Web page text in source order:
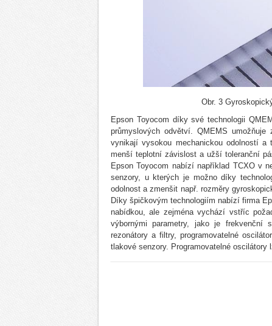
Obr. 3
Epson Toyocom díky své technologii
průmyslových odvětví. QMEMS
vynikají vysokou mechanickou odolností a
menší teplotní závislost a užší toleranční
Epson Toyocom nabízí například TCXO v
senzory, u kterých je možno díky
odolnost a zmenšit např. rozměry
Díky špičkovým technologiím nabízí firma
nabídkou, ale zejména vychází vstříc
výbornými parametry, jako je frekvenční
rezonátory a filtry, programovatelné
tlakové senzory. Programovatelné